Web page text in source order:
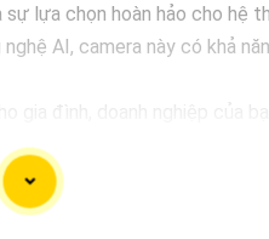
lựa chọn hoàn hảo cho hệ
AI, camera này có khả